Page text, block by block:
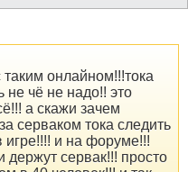
онлайном!!!тока
не чё не надо!! это
а скажи зачем
серваком тока следить
игре!!!! и на форуме!!!
держут сервак!!! просто